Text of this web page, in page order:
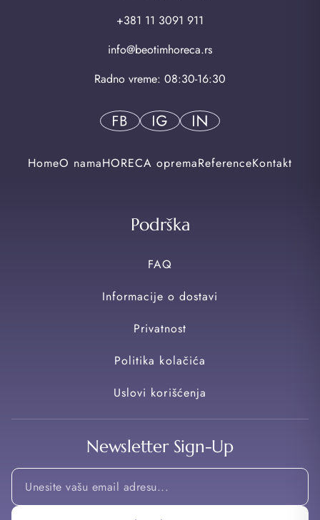
+381 11 3091 911
info@beotimhoreca.rs
Radno vreme: 08:30-16:30
HomeO namaHORECA opremaReferenceKontakt
Podrška
FAQ
Informacije o dostavi
Privatnost
Politika kolačića
Uslovi korišćenja
Newsletter Sign-Up
*
Email